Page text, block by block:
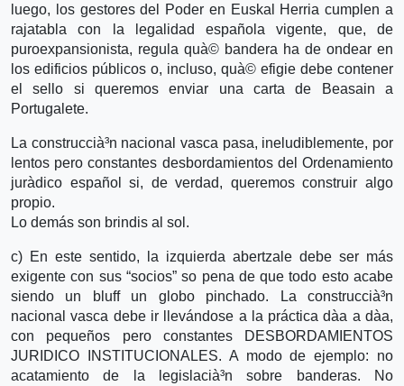
luego, los gestores del Poder en Euskal Herria cumplen a
rajatabla con la legalidad española vigente, que, de
puroexpansionista, regula quà© bandera ha de ondear en
los edificios públicos o, incluso, quà© efigie debe contener
el sello si queremos enviar una carta de Beasain a
Portugalete.
La construccià³n nacional vasca pasa, ineludiblemente, por
lentos pero constantes desbordamientos del Ordenamiento
jurà­dico español si, de verdad, queremos construir algo
propio.
Lo demás son brindis al sol.
c) En este sentido, la izquierda abertzale debe ser más
exigente con sus “socios” so pena de que todo esto acabe
siendo un bluff un globo pinchado. La construccià³n
nacional vasca debe ir llevándose a la práctica dà­a a dà­a,
con pequeños pero constantes DESBORDAMIENTOS
JURIDICO INSTITUCIONALES. A modo de ejemplo: no
acatamiento de la legislacià³n sobre banderas. No